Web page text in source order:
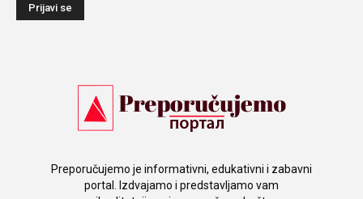
Preporučujemo je informativni, edukativni i zabavni
portal. Izdvajamo i predstavljamo vam